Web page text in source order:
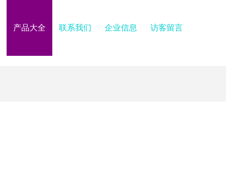
产品大全 联系我们 企业信息 访客留言